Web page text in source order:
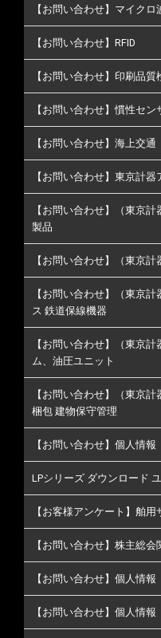
【お問い合わせ】マイクロ
【お問い合わせ】RFID
【お問い合わせ】印刷品質
【お問い合わせ】慣性セ
【お問い合わせ】海上交通
【お問い合わせ】東京計
【お問い合わせ】（東京
製品
【お問い合わせ】（東京
【お問い合わせ】（東京
ス 鉄道保線機器
【お問い合わせ】（東京
ム、油圧ユニット
【お問い合わせ】（東京
梱包 建物保守管理
【お問い合わせ】個人情報
LPシリーズ ダウンロード
【お客様アンケート】舶
【お問い合わせ】株主総会
【お問い合わせ】個人情
【お問い合わせ】個人情